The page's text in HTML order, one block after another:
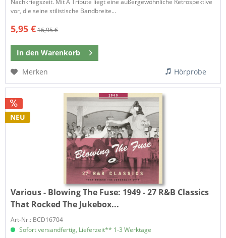
vor, die seine stilistische Bandbreite...
5,95 €16,95 €
In den Warenkorb
Merken
Hörprobe
NEU
Various - Blowing The Fuse: 1949 - 27 R&B Classics
That Rocked The Jukebox...
Art-Nr.: BCD16704
Sofort versandfertig, Lieferzeit** 1-3 Werktage